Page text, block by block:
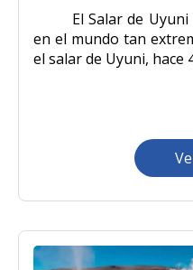
El Salar de Uyuni
en el mundo tan
el salar de Uyuni, hace